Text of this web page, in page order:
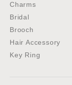
Charms
Bridal
Brooch
Hair Accessory
Key Ring